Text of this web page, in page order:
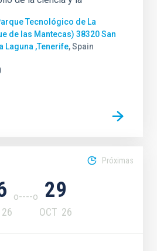
Tecnológico de La
de las Mantecas) 38320 San
Laguna ,Tenerife, Spain
26
29
OCT 26
Próximas